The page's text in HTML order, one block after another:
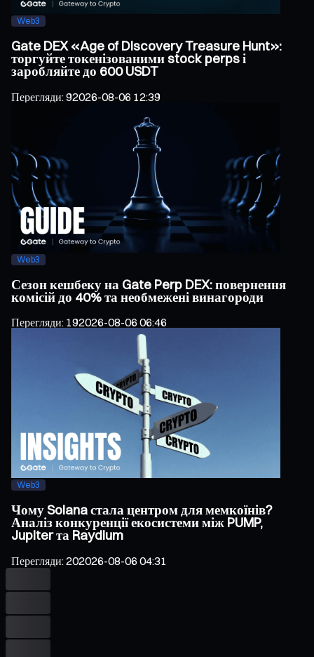
Web3
Gate DEX «Age of Discovery Treasure Hunt»:
торгуйте токенізованими stock perps і
заробляйте до 600 USDT
Перегляди:92026-08-06 12:39
Web3
Сезон кешбеку на Gate Perp DEX: повернення
комісій до 40% та необмежені винагороди
Перегляди: 192026-08-06 06:46
Web3
Чому Solana стала центром для мемкоїнів?
Аналіз конкуренції екосистеми між PUMP,
Jupiter та Raydium
Перегляди:202026-08-06 04:31